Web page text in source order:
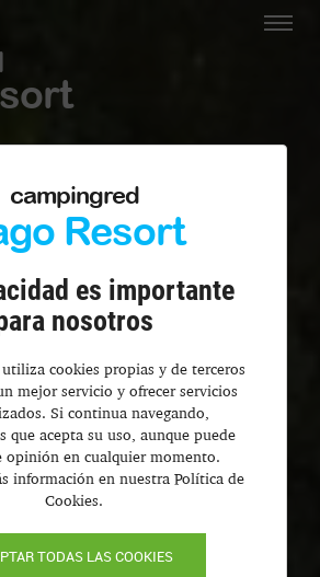
campingred
Resort
es importante
nosotros
cookies propias y de terceros
mejor servicio y ofrecer servicios
Si continua navegando,
que acepta su uso, aunque puede
opinión en cualquier momento.
información en nuestra Política de
Cookies.
TODAS LAS COOKIES